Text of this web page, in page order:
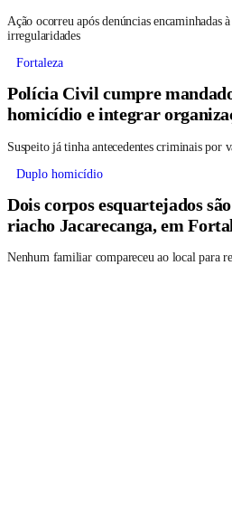
Ação ocorreu após denúncias encaminhadas
irregularidades
Fortaleza
Polícia Civil cumpre
homicídio e integrar
Suspeito já tinha antecedentes criminais por
Duplo homicídio
Dois corpos esquartejados
riacho Jacarecanga, em
Nenhum familiar compareceu ao local para